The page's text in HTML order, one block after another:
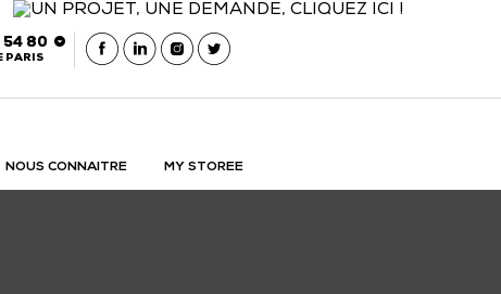
54 80
PARIS
NOUS CONNAITRE MY STOREE